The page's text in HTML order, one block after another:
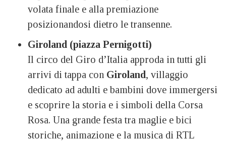
volata finale e alla premiazione
posizionandosi dietro le transenne.
Giroland (piazza Pernigotti)
Il circo del Giro d’Italia approda in tutti gli
arrivi di tappa con Giroland, villaggio
dedicato ad adulti e bambini dove immergersi
e scoprire la storia e i simboli della Corsa
Rosa. Una grande festa tra maglie e bici
storiche, animazione e la musica di RTL